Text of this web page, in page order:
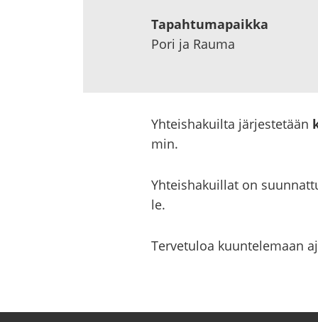
Ta­pah­tu­ma­paik­ka
Pori ja Rauma
Yh­teis­ha­kuil­ta jär­jes­te­tään
min.
Yh­teis­ha­kuil­lat on
le.
Ter­ve­tu­loa kuun­te­le­maan